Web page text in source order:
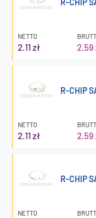
NETTO
2.11 zł 2.59
R-CHIP
NETTO
2.11 zł 2.59
R-CHIP
NETTO